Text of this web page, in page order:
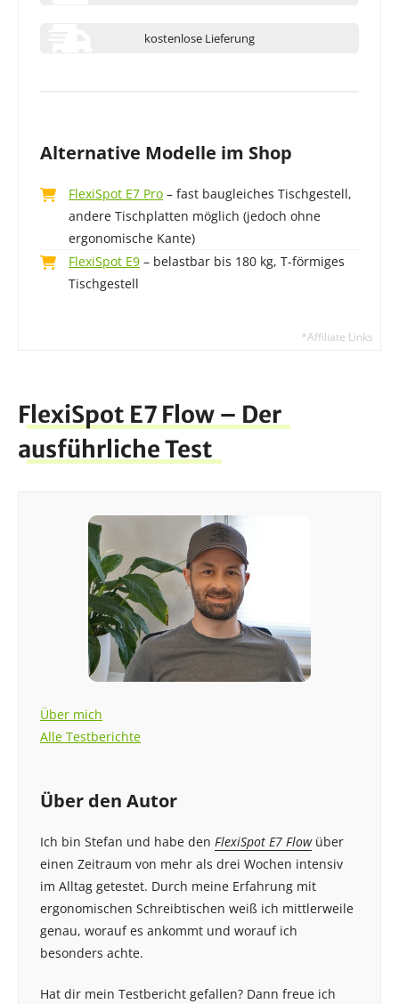
kostenlose Lieferung
Alternative Modelle im Shop
FlexiSpot E7 Pro – fast baugleiches Tischgestell,
andere Tischplatten möglich (jedoch ohne
ergonomische Kante)
FlexiSpot E9 – belastbar bis 180 kg, T-förmiges
Tischgestell
FlexiSpot E7 Flow – Der
ausführliche Test
Über mich
Alle Testberichte
Über den Autor
Ich bin Stefan und habe den FlexiSpot E7 Flowüber
einen Zeitraum von mehr als drei Wochen intensiv
im Alltag getestet. Durch meine Erfahrung mit
ergonomischen Schreibtischen weiß ich mittlerweile
genau, worauf es ankommt und worauf ich
besonders achte.
Hat dir mein Testbericht gefallen? Dann freue ich